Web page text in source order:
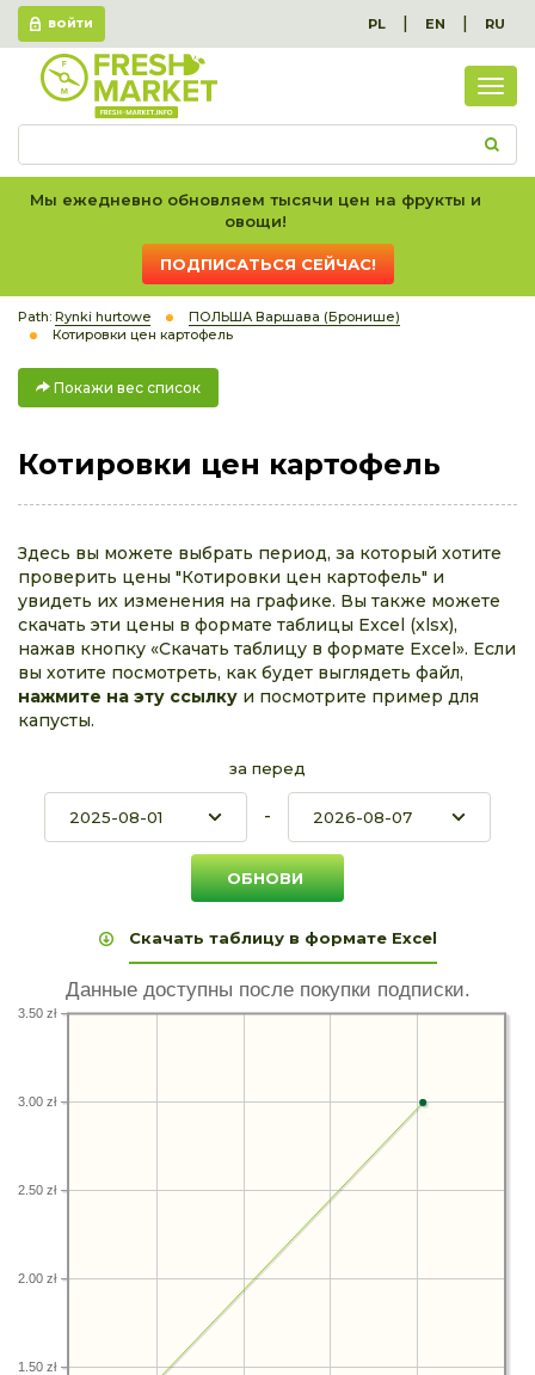
ВОЙТИ PL | EN | RU
вес
Мы ежедневно обновляем тысячи цен на фрукты и
овощи!
ПОДПИСАТЬСЯ СЕЙЧАС!
Path: Rynki hurtowe
ПОЛЬША Варшава (Бронише)
Котировки цен картофель
Покажи вес список
Котировки цен картофель
Здесь вы можете выбрать период, за который хотите
проверить цены "Котировки цен картофель" и
увидеть их изменения на графике. Вы также можете
скачать эти цены в формате таблицы Excel (xlsx),
нажав кнопку «Скачать таблицу в формате Excel». Если
вы хотите посмотреть, как будет выглядеть файл,
нажмите на эту ссылку и посмотрите пример для
капусты.
за перед
-
Скачать таблицу в формате Excel
Данные доступны после покупки подписки.
1.50 zł
2.00 zł
2.50 zł
3.00 zł
3.50 zł